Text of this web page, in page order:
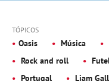
TÓPICOS
Oasis Música
Rock and roll
Portugal
Liam